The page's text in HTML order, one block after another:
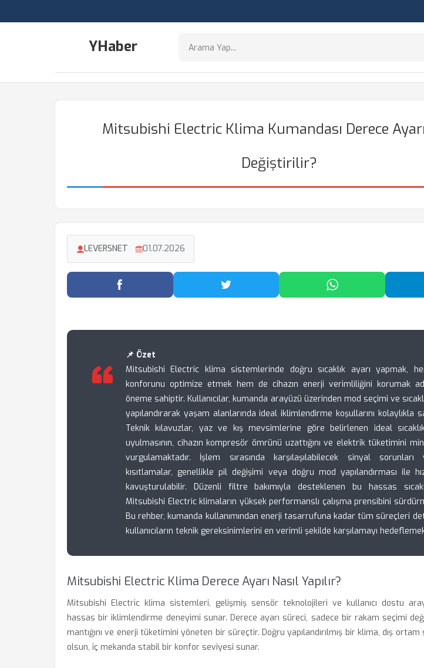
YHaber
Mitsubishi Electric Klima Kumandası Derece
Değiştirilir?
LEVERSNET 01.07.2026
Facebook'ta Paylaş Twitter'da Paylaş WhatsApp'ta
📌 Özet
Mitsubishi Electric klima sistemlerinde doğru sıcaklık ayarı yapmak,
konforunu optimize etmek hem de cihazın enerji verimliliğini korumak
öneme sahiptir. Kullanıcılar, kumanda arayüzü üzerinden mod seçimi ve
yapılandırarak yaşam alanlarında ideal iklimlendirme koşullarını kolaylıkla
Teknik kılavuzlar, yaz ve kış mevsimlerine göre belirlenen ideal
uyulmasının, cihazın kompresör ömrünü uzattığını ve elektrik tüketimini
vurgulamaktadır. İşlem sırasında karşılaşılabilecek sinyal
kısıtlamalar, genellikle pil değişimi veya doğru mod yapılandırması ile
kavuşturulabilir. Düzenli filtre bakımıyla desteklenen bu hassas
Mitsubishi Electric klimaların yüksek performanslı çalışma prensibini
Bu rehber, kumanda kullanımından enerji tasarrufuna kadar tüm süreçleri
kullanıcıların teknik gereksinimlerini en verimli şekilde karşılamayı
Mitsubishi Electric Klima Derece Ayarı Nasıl Yapılır?
Mitsubishi Electric klima sistemleri, gelişmiş sensör teknolojileri ve kullanıcı dostu
hassas bir iklimlendirme deneyimi sunar. Derece ayarı süreci, sadece bir rakam seçimi
mantığını ve enerji tüketimini yöneten bir süreçtir. Doğru yapılandırılmış bir klima, dış ortam
olsun, iç mekanda stabil bir konfor seviyesi sunar.